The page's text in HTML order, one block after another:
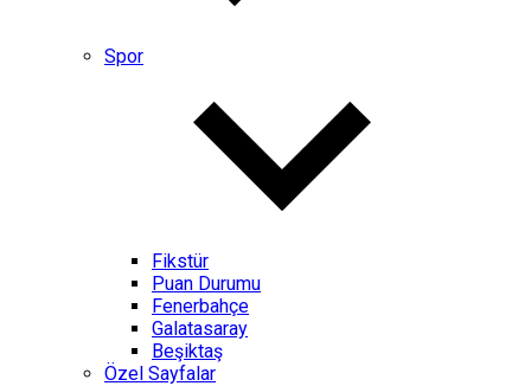
Spor
Fikstür
Puan Durumu
Fenerbahçe
Galatasaray
Beşiktaş
Özel Sayfalar